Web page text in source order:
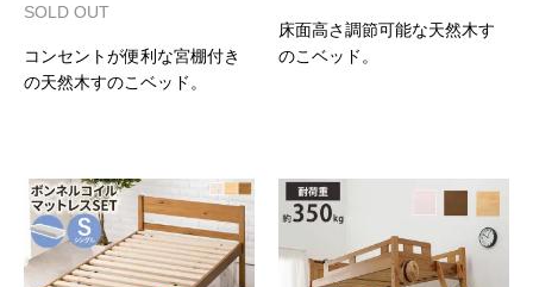
SOLD OUT
コンセントが便利な宮棚付き
の天然木すのこベッド。
床面高さ調節可能な天然木す
のこベッド。